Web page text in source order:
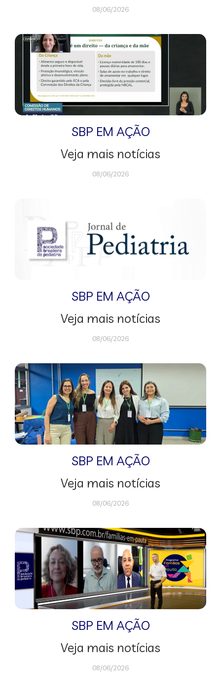
08/06/2026
SBP EM AÇÃO
Veja mais notícias
08/06/2026
SBP EM AÇÃO
Veja mais notícias
08/06/2026
SBP EM AÇÃO
Veja mais notícias
08/06/2026
SBP EM AÇÃO
Veja mais notícias
08/06/2026